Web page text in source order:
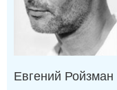
Евгений Ройзман